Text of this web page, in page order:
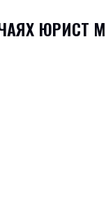
ЮРИСТ